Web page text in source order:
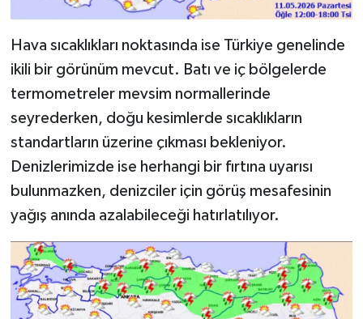
Hava sıcaklıkları noktasında ise Türkiye genelinde
ikili bir görünüm mevcut. Batı ve iç bölgelerde
termometreler mevsim normallerinde
seyrederken, doğu kesimlerde sıcaklıkların
standartların üzerine çıkması bekleniyor.
Denizlerimizde ise herhangi bir fırtına uyarısı
bulunmazken, denizciler için görüş mesafesinin
yağış anında azalabileceği hatırlatılıyor.